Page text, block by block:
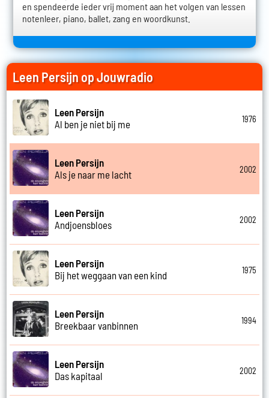
en spendeerde ieder vrij moment aan het volgen van lessen
notenleer, piano, ballet, zang en woordkunst.
Leen Persijn op Jouwradio
Leen Persijn
Al ben je niet bij me
1976
Leen Persijn
Als je naar me lacht
2002
Leen Persijn
Andjoensbloes
2002
Leen Persijn
Bij het weggaan van een kind
1975
Leen Persijn
Breekbaar vanbinnen
1994
Leen Persijn
Das kapitaal
2002